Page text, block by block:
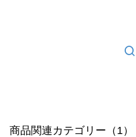
商品関連カテゴリー（1）